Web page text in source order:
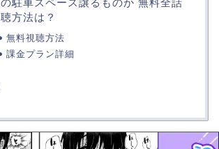
方法は？
無料視聴方法
課金プラン詳細